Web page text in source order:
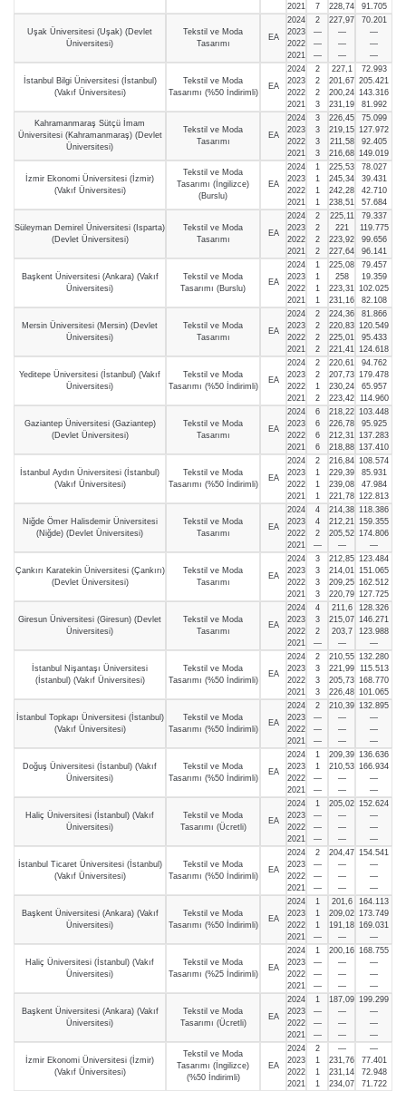
2021
7
228,74
91.705
Uşak Üniversitesi (Uşak) (Devlet
Üniversitesi)
Tekstil ve Moda
Tasarımı
EA
2024
2023
2022
2021
2
—
—
—
227,97
—
—
—
70.201
—
—
—
İstanbul Bilgi Üniversitesi (İstanbul)
(Vakıf Üniversitesi)
Tekstil ve Moda
Tasarımı (%50 İndirimli)
EA
2024
2023
2022
2021
2
2
2
3
227,1
201,67
200,24
231,19
72.993
205.421
143.316
81.992
Kahramanmaraş Sütçü İmam
Üniversitesi (Kahramanmaraş) (Devlet
Üniversitesi)
Tekstil ve Moda
Tasarımı
EA
2024
2023
2022
2021
3
3
3
3
226,45
219,15
211,58
216,68
75.099
127.972
92.405
149.019
İzmir Ekonomi Üniversitesi (İzmir)
(Vakıf Üniversitesi)
Tekstil ve Moda
Tasarımı (İngilizce)
(Burslu)
EA
2024
2023
2022
2021
1
1
1
1
225,53
245,34
242,28
238,51
78.027
39.431
42.710
57.684
Süleyman Demirel Üniversitesi (Isparta)
(Devlet Üniversitesi)
Tekstil ve Moda
Tasarımı
EA
2024
2023
2022
2021
2
2
2
2
225,11
221
223,92
227,64
79.337
119.775
99.656
96.141
Başkent Üniversitesi (Ankara) (Vakıf
Üniversitesi)
Tekstil ve Moda
Tasarımı (Burslu)
EA
2024
2023
2022
2021
1
1
1
1
225,08
258
223,31
231,16
79.457
19.359
102.025
82.108
Mersin Üniversitesi (Mersin) (Devlet
Üniversitesi)
Tekstil ve Moda
Tasarımı
EA
2024
2023
2022
2021
2
2
2
2
224,36
220,83
225,01
221,41
81.866
120.549
95.433
124.618
Yeditepe Üniversitesi (İstanbul) (Vakıf
Üniversitesi)
Tekstil ve Moda
Tasarımı (%50 İndirimli)
EA
2024
2023
2022
2021
2
2
1
2
220,61
207,73
230,24
223,42
94.762
179.478
65.957
114.960
Gaziantep Üniversitesi (Gaziantep)
(Devlet Üniversitesi)
Tekstil ve Moda
Tasarımı
EA
2024
2023
2022
2021
6
6
6
6
218,22
226,78
212,31
218,88
103.448
95.925
137.283
137.410
İstanbul Aydın Üniversitesi (İstanbul)
(Vakıf Üniversitesi)
Tekstil ve Moda
Tasarımı (%50 İndirimli)
EA
2024
2023
2022
2021
2
1
1
1
216,84
229,39
239,08
221,78
108.574
85.931
47.984
122.813
Niğde Ömer Halisdemir Üniversitesi
(Niğde) (Devlet Üniversitesi)
Tekstil ve Moda
Tasarımı
EA
2024
2023
2022
2021
4
4
2
—
214,38
212,21
205,52
—
118.386
159.355
174.806
—
Çankırı Karatekin Üniversitesi (Çankırı)
(Devlet Üniversitesi)
Tekstil ve Moda
Tasarımı
EA
2024
2023
2022
2021
3
3
3
3
212,85
214,01
209,25
220,79
123.484
151.065
162.512
127.725
Giresun Üniversitesi (Giresun) (Devlet
Üniversitesi)
Tekstil ve Moda
Tasarımı
EA
2024
2023
2022
2021
4
3
2
—
211,6
215,07
203,7
—
128.326
146.271
123.988
—
İstanbul Nişantaşı Üniversitesi
(İstanbul) (Vakıf Üniversitesi)
Tekstil ve Moda
Tasarımı (%50 İndirimli)
EA
2024
2023
2022
2021
2
3
3
3
210,55
221,99
205,73
226,48
132.280
115.513
168.770
101.065
İstanbul Topkapı Üniversitesi (İstanbul)
(Vakıf Üniversitesi)
Tekstil ve Moda
Tasarımı (%50 İndirimli)
EA
2024
2023
2022
2021
2
—
—
—
210,39
—
—
—
132.895
—
—
—
Doğuş Üniversitesi (İstanbul) (Vakıf
Üniversitesi)
Tekstil ve Moda
Tasarımı (%50 İndirimli)
EA
2024
2023
2022
2021
1
1
—
—
209,39
210,53
—
—
136.636
166.934
—
—
Haliç Üniversitesi (İstanbul) (Vakıf
Üniversitesi)
Tekstil ve Moda
Tasarımı (Ücretli)
EA
2024
2023
2022
2021
1
—
—
—
205,02
—
—
—
152.624
—
—
—
İstanbul Ticaret Üniversitesi (İstanbul)
(Vakıf Üniversitesi)
Tekstil ve Moda
Tasarımı (%50 İndirimli)
EA
2024
2023
2022
2021
2
—
—
—
204,47
—
—
—
154.541
—
—
—
Başkent Üniversitesi (Ankara) (Vakıf
Üniversitesi)
Tekstil ve Moda
Tasarımı (%50 İndirimli)
EA
2024
2023
2022
2021
1
1
1
—
201,6
209,02
191,18
—
164.113
173.749
169.031
—
Haliç Üniversitesi (İstanbul) (Vakıf
Üniversitesi)
Tekstil ve Moda
Tasarımı (%25 İndirimli)
EA
2024
2023
2022
2021
1
—
—
—
200,16
—
—
—
168.755
—
—
—
Başkent Üniversitesi (Ankara) (Vakıf
Üniversitesi)
Tekstil ve Moda
Tasarımı (Ücretli)
EA
2024
2023
2022
2021
1
—
—
—
187,09
—
—
—
199.299
—
—
—
İzmir Ekonomi Üniversitesi (İzmir)
(Vakıf Üniversitesi)
Tekstil ve Moda
Tasarımı (İngilizce)
(%50 İndirimli)
EA
2024
2023
2022
2021
2
1
1
1
—
231,76
231,14
234,07
—
77.401
72.948
71.722